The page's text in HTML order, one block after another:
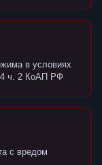
в условиях
ч. 2 КоАП РФ
с вредом